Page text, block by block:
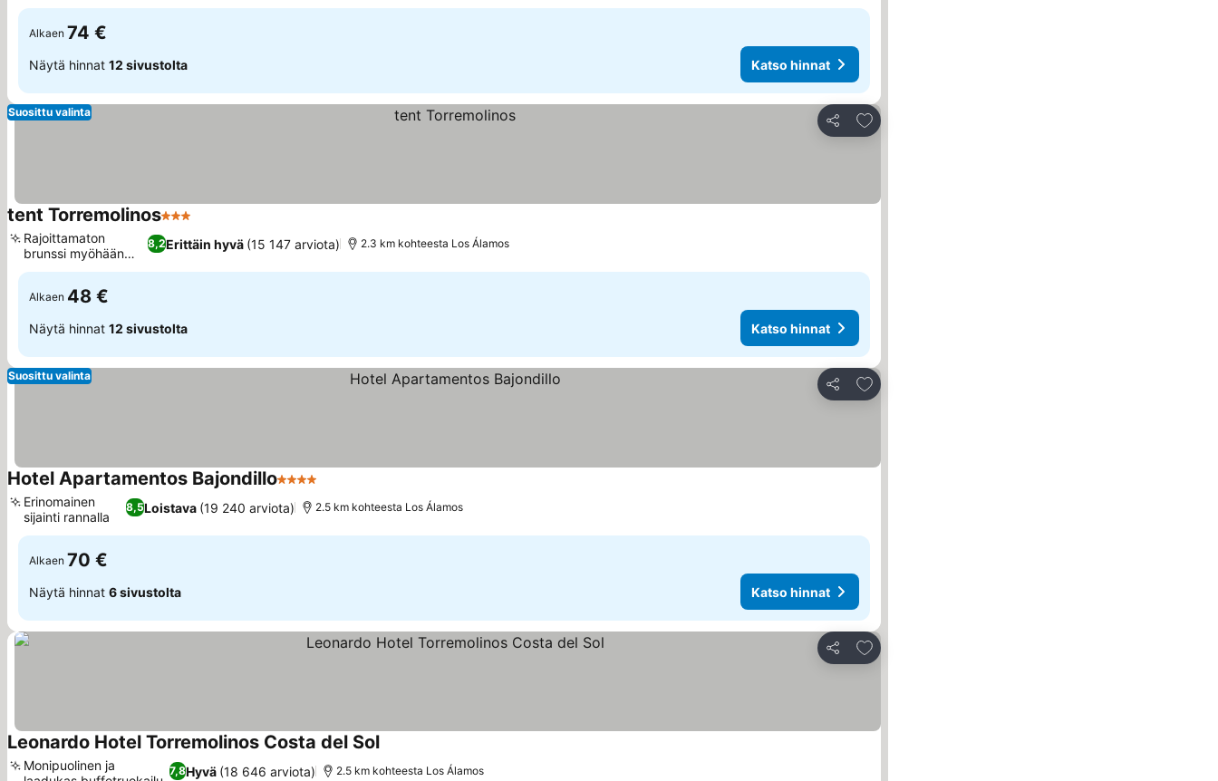
Alkaen 74 €
Näytä hinnat 12 sivustolta Katso hinnat
Jaa
Lisää suosikkeihin
Suosittu valinta
tent Torremolinos3 Tähtiluokitus
8,2Erittäin hyvä (15 147 arviota)
Rajoittamaton
brunssi myöhään
asti
2.3 km kohteesta Los Álamos
Alkaen 48 €
Näytä hinnat 12 sivustolta Katso hinnat
Jaa
Lisää suosikkeihin
Suosittu valinta
Hotel Apartamentos Bajondillo4 Tähtiluokitus
8,5Loistava (19 240 arviota)
Erinomainen
sijainti rannalla
2.5 km kohteesta Los Álamos
Alkaen 70 €
Näytä hinnat 6 sivustolta Katso hinnat
Jaa
Lisää suosikkeihin
Leonardo Hotel Torremolinos Costa del SolKatso hinnat
7,8Hyvä (18 646 arviota)
Monipuolinen ja
2.5 km kohteesta Los Álamos